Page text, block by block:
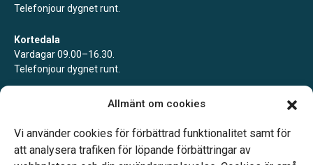
Allmänt om cookies
Vi använder cookies för förbättrad funktionalitet samt för
att analysera trafiken för löpande förbättringar av
Telefonjour dygnet runt.
Kortedala
Vardagar 09.00–16.30.
Telefonjour dygnet runt.
Telefonjour dygnet runt.